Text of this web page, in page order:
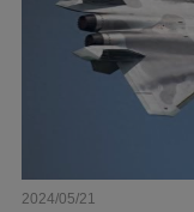
2024/05/21